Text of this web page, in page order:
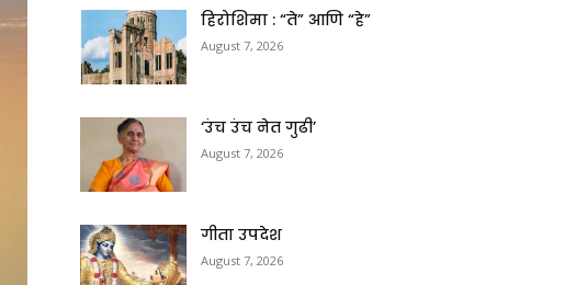
हिरोशिमा : “ते” आणि “हे”
August 7, 2026
‘उंच उंच नेत गुढी’
August 7, 2026
गीता उपदेश
August 7, 2026